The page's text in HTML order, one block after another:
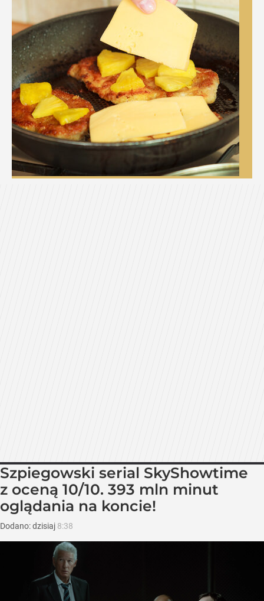
Szpiegowski serial SkyShowtime
z oceną 10/10. 393 mln minut
oglądania na koncie!
Dodano:dzisiaj 8:38